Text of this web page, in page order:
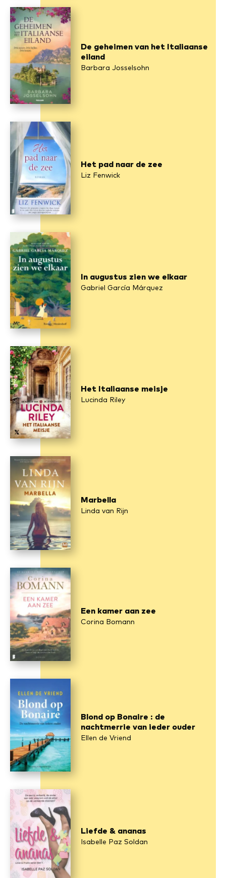
De geheimen van het Italiaanse
eiland
Barbara Josselsohn
Het pad naar de zee
Liz Fenwick
In augustus zien we elkaar
Gabriel García Márquez
Het Italiaanse meisje
Lucinda Riley
Marbella
Linda van Rijn
Een kamer aan zee
Corina Bomann
Blond op Bonaire : de
nachtmerrie van ieder ouder
Ellen de Vriend
Liefde & ananas
Isabelle Paz Soldan